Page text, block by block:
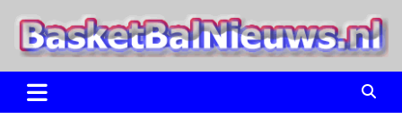
naar
BasketBalNieuws.nl
Etten